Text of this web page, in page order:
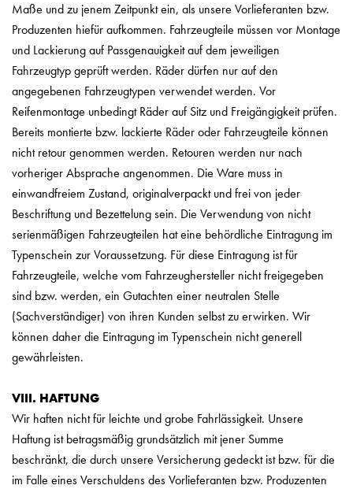
Maße und zu jenem Zeitpunkt ein, als unsere Vorlieferanten bzw.
Produzenten hiefür aufkommen. Fahrzeugteile müssen vor Montage
und Lackierung auf Passgenauigkeit auf dem jeweiligen
Fahrzeugtyp geprüft werden. Räder dürfen nur auf den
angegebenen Fahrzeugtypen verwendet werden. Vor
Reifenmontage unbedingt Räder auf Sitz und Freigängigkeit prüfen.
Bereits montierte bzw. lackierte Räder oder Fahrzeugteile können
nicht retour genommen werden. Retouren werden nur nach
vorheriger Absprache angenommen. Die Ware muss in
einwandfreiem Zustand, originalverpackt und frei von jeder
Beschriftung und Bezettelung sein. Die Verwendung von nicht
serienmäßigen Fahrzeugteilen hat eine behördliche Eintragung im
Typenschein zur Voraussetzung. Für diese Eintragung ist für
Fahrzeugteile, welche vom Fahrzeughersteller nicht freigegeben
sind bzw. werden, ein Gutachten einer neutralen Stelle
(Sachverständiger) von ihren Kunden selbst zu erwirken. Wir
können daher die Eintragung im Typenschein nicht generell
gewährleisten.
VIII. HAFTUNG
Wir haften nicht für leichte und grobe Fahrlässigkeit. Unsere
Haftung ist betragsmäßig grundsätzlich mit jener Summe
beschränkt, die durch unsere Versicherung gedeckt ist bzw. für die
im Falle eines Verschuldens des Vorlieferanten bzw. Produzenten